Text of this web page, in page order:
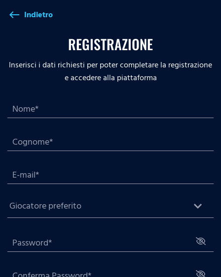
west Indietro
REGISTRAZIONE
Inserisci i dati richiesti per poter completare la registrazione
e accedere alla piattaforma